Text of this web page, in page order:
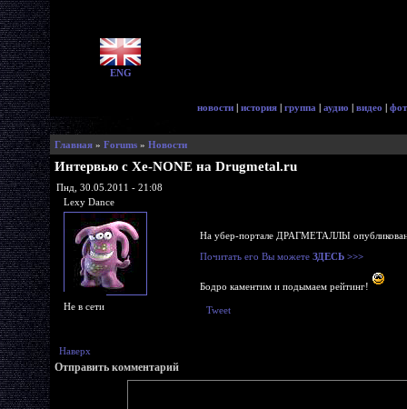
ENG
новости | история | группа | аудио | видео |
Главная » Forums » Новости
Интервью с Xe-NONE на Drugmetal.ru
Пнд, 30.05.2011 - 21:08
Lexy Dance
Не в сети
На убер-портале ДРАГМЕТАЛЛЫ
Почитать его Вы можете ЗДЕСЬ >>>
Бодро каментим и подымаем рейтинг!
Tweet
Наверх
Отправить комментарий